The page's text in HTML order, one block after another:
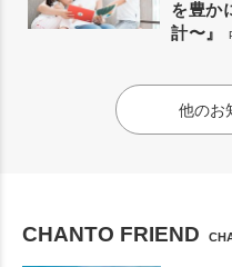
を豊か
計〜』
他のお
CHANTO FRIEND